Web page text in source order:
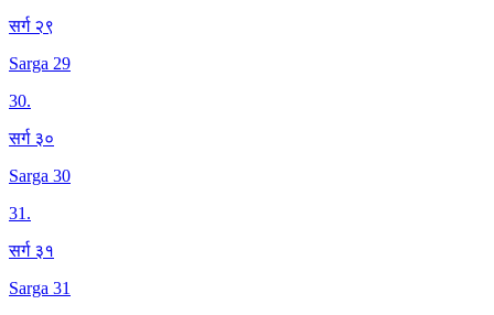
सर्ग २९
Sarga 29
30.
सर्ग ३०
Sarga 30
31.
सर्ग ३१
Sarga 31